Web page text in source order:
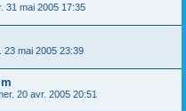
31 mai 2005 17:35
23 mai 2005 23:39
20 avr. 2005 20:51